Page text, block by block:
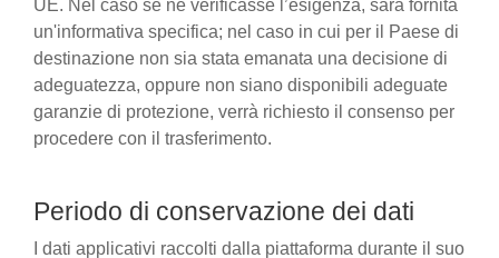
UE. Nel caso se ne verificasse l’esigenza, sarà fornita
un'informativa specifica; nel caso in cui per il Paese di
destinazione non sia stata emanata una decisione di
adeguatezza, oppure non siano disponibili adeguate
garanzie di protezione, verrà richiesto il consenso per
procedere con il trasferimento.
Periodo di conservazione dei dati
I dati applicativi raccolti dalla piattaforma durante il suo